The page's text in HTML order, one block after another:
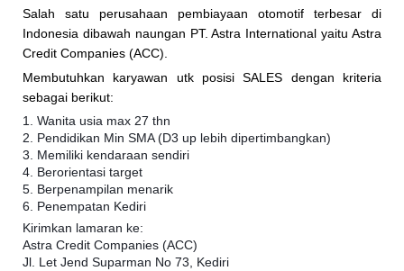
Salah satu perusahaan pembiayaan otomotif terbesar di
Indonesia dibawah naungan PT. Astra International yaitu Astra
Credit Companies (ACC).
Membutuhkan karyawan utk posisi SALES dengan kriteria
sebagai berikut:
1. Wanita usia max 27 thn
2. Pendidikan Min SMA (D3 up lebih dipertimbangkan)
3. Memiliki kendaraan sendiri
4. Berorientasi target
5. Berpenampilan menarik
6. Penempatan Kediri
Kirimkan lamaran ke:
Astra Credit Companies (ACC)
Jl. Let Jend Suparman No 73, Kediri